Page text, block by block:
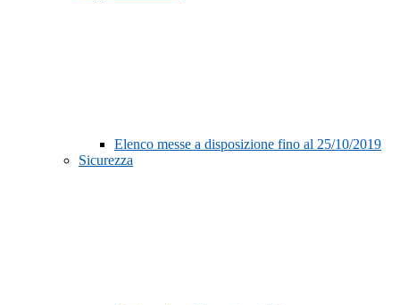
Elenco messe a disposizione fino al 25/10/2019
Sicurezza